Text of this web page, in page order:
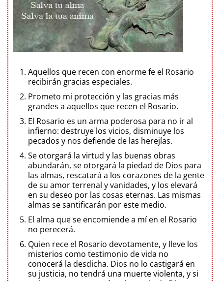
Aquellos que recen con enorme fe el Rosario
recibirán gracias especiales.
Prometo mi protección y las gracias más
grandes a aquellos que recen el Rosario.
El Rosario es un arma poderosa para no ir al
infierno: destruye los vicios, disminuye los
pecados y nos defiende de las herejías.
Se otorgará la virtud y las buenas obras
abundarán, se otorgará la piedad de Dios para
las almas, rescatará a los corazones de la gente
de su amor terrenal y vanidades, y los elevará
en su deseo por las cosas eternas. Las mismas
almas se santificarán por este medio.
El alma que se encomiende a mí en el Rosario
no perecerá.
Quien rece el Rosario devotamente, y lleve los
misterios como testimonio de vida no
conocerá la desdicha. Dios no lo castigará en
su justicia, no tendrá una muerte violenta, y si